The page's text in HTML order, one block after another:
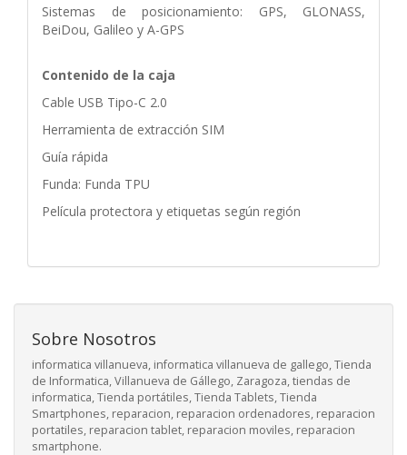
Sistemas de posicionamiento: GPS, GLONASS,
BeiDou, Galileo y A-GPS
Contenido de la caja
Cable USB Tipo-C 2.0
Herramienta de extracción SIM
Guía rápida
Funda: Funda TPU
Película protectora y etiquetas según región
Sobre Nosotros
informatica villanueva, informatica villanueva de gallego, Tienda
de Informatica, Villanueva de Gállego, Zaragoza, tiendas de
informatica, Tienda portátiles, Tienda Tablets, Tienda
Smartphones, reparacion, reparacion ordenadores, reparacion
portatiles, reparacion tablet, reparacion moviles, reparacion
smartphone.